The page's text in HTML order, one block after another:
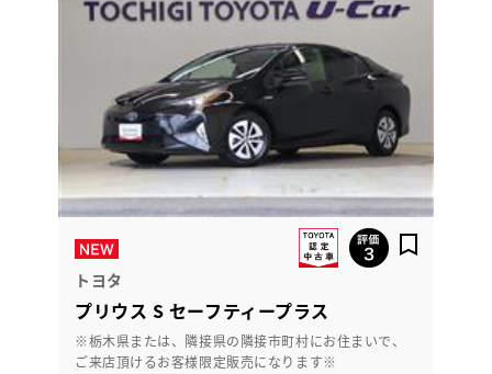
トヨタ
プリウス S セーフティープラス
※栃木県または、隣接県の隣接市町村にお住まいで、
ご来店頂けるお客様限定販売になります※